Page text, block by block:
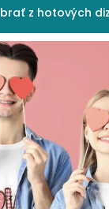
z hotových